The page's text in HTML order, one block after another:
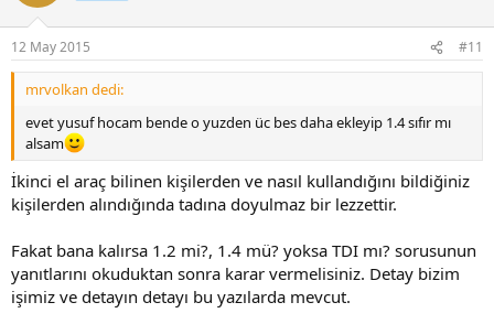
12 May 2015 #11
mrvolkan dedi:
evet yusuf hocam bende o yuzden üc bes daha ekleyip 1.4 sıfır mı
alsam
İkinci el araç bilinen kişilerden ve nasıl kullandığını bildiğiniz
kişilerden alındığında tadına doyulmaz bir lezzettir.
Fakat bana kalırsa 1.2 mi?, 1.4 mü? yoksa TDI mı? sorusunun
yanıtlarını okuduktan sonra karar vermelisiniz. Detay bizim
işimiz ve detayın detayı bu yazılarda mevcut.